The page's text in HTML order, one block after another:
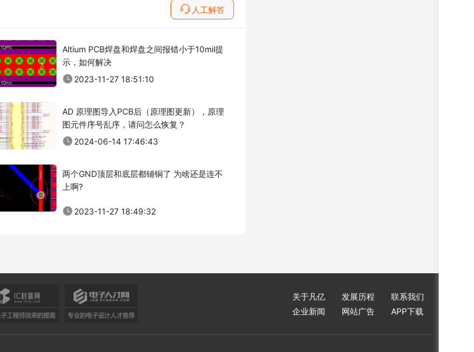
人工解答
Altium PCB焊盘和焊盘之间报错小于10mil提
示，如何解决
2023-11-27 18:51:10
AD 原理图导入PCB后（原理图更新），原理
图元件序号乱序，请问怎么恢复？
2024-06-14 17:46:43
两个GND顶层和底层都铺铜了 为啥还是连不
上啊?
2023-11-27 18:49:32
关于凡亿 发展历程
联系我们
企业新闻
网站广告 APP下载